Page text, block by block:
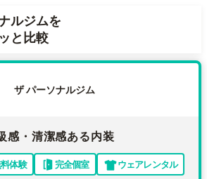
ルジムを
と比較
ザ パーソナルジム
感・清潔感ある内装
体験 完全個室 ウェアレンタル